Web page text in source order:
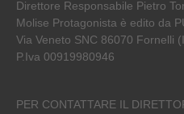
Direttore Responsabile Pietro
Molise Protagonista è edito da
Via Veneto SNC 86070 Fornelli
P.Iva 00919980946
PER CONTATTARE IL